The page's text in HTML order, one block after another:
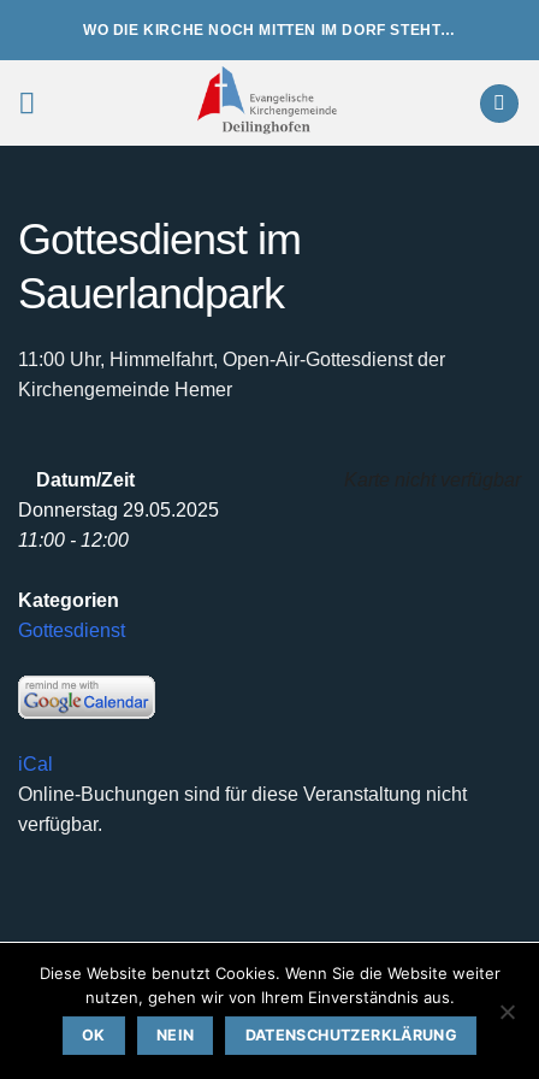
WO DIE KIRCHE NOCH MITTEN IM DORF STEHT…
Gottesdienst im
Sauerlandpark
11:00 Uhr, Himmelfahrt, Open-Air-Gottesdienst der
Kirchengemeinde Hemer
Datum/Zeit
Donnerstag 29.05.2025
11:00 - 12:00
Kategorien
Gottesdienst
iCal
Online-Buchungen sind für diese Veranstaltung nicht
verfügbar.
DATENSCHUTZERKLÄRUNG IMPRESSUM KONTAKT
Copyright 2026 ©Kirchengemeinde Deilinghofen- Design
kleinzweidrei Kommunikationsdesign
Diese Website benutzt Cookies. Wenn Sie die Website weiter
nutzen, gehen wir von Ihrem Einverständnis aus.
OK NEIN DATENSCHUTZERKLÄRUNG